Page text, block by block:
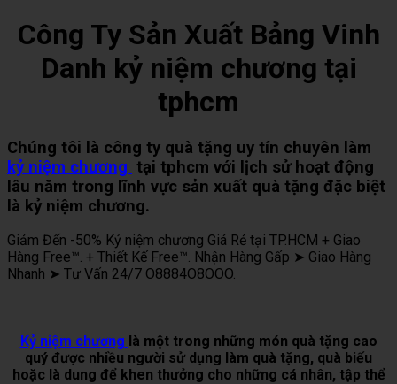
Công Ty Sản Xuất Bảng Vinh
Danh kỷ niệm chương tại
tphcm
Chúng tôi là công ty quà tặng uy tín chuyên làm
kỷ niệm chương tại tphcm với lịch sử hoạt động
lâu năm trong lĩnh vực sản xuất quà tặng đặc biệt
là kỷ niệm chương.
Giảm Đến -50% Kỷ niệm chương Giá Rẻ tại TP.HCM + Giao
Hàng Free™. + Thiết Kế Free™. Nhận Hàng Gấp ➤ Giao Hàng
Nhanh ➤ Tư Vấn 24/7 O8884O8OOO.
Kỷ niệm chương là một trong những món quà tặng cao
quý được nhiều người sử dụng làm quà tặng, quà biếu
hoặc là dung để khen thưởng cho những cá nhân, tập thể